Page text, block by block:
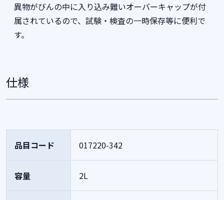
異物がびんの中に入り込み難いオーバーキャップが付
属されているので、試験・検査の一時保存等に便利で
す。
仕様
品目コード 017220-342
容量 2L